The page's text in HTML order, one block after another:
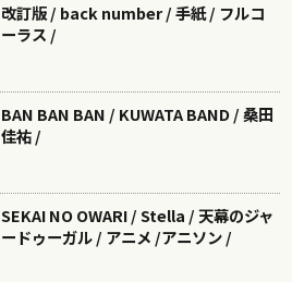
改訂版 / back number / 手紙 / フルコ
ーラス /
BAN BAN BAN / KUWATA BAND / 桑田
佳祐 /
SEKAI NO OWARI / Stella / 天幕のジャ
ードゥーガル / アニメ /アニソン /